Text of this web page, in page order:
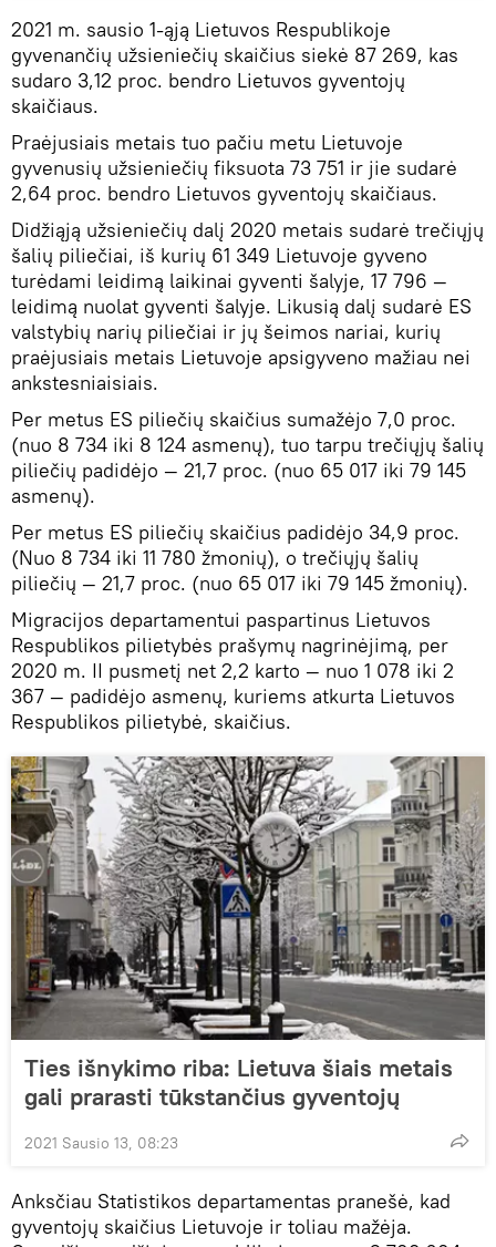
2021 m. sausio 1-ąją Lietuvos Respublikoje
gyvenančių užsieniečių skaičius siekė 87 269, kas
sudaro 3,12 proc. bendro Lietuvos gyventojų
skaičiaus.
Praėjusiais metais tuo pačiu metu Lietuvoje
gyvenusių užsieniečių fiksuota 73 751 ir jie sudarė
2,64 proc. bendro Lietuvos gyventojų skaičiaus.
Didžiąją užsieniečių dalį 2020 metais sudarė trečiųjų
šalių piliečiai, iš kurių 61 349 Lietuvoje gyveno
turėdami leidimą laikinai gyventi šalyje, 17 796 —
leidimą nuolat gyventi šalyje. Likusią dalį sudarė ES
valstybių narių piliečiai ir jų šeimos nariai, kurių
praėjusiais metais Lietuvoje apsigyveno mažiau nei
ankstesniaisiais.
Per metus ES piliečių skaičius sumažėjo 7,0 proc.
(nuo 8 734 iki 8 124 asmenų), tuo tarpu trečiųjų šalių
piliečių padidėjo — 21,7 proc. (nuo 65 017 iki 79 145
asmenų).
Per metus ES piliečių skaičius padidėjo 34,9 proc.
(Nuo 8 734 iki 11 780 žmonių), o trečiųjų šalių
piliečių — 21,7 proc. (nuo 65 017 iki 79 145 žmonių).
Migracijos departamentui paspartinus Lietuvos
Respublikos pilietybės prašymų nagrinėjimą, per
2020 m. II pusmetį net 2,2 karto — nuo 1 078 iki 2
367 — padidėjo asmenų, kuriems atkurta Lietuvos
Respublikos pilietybė, skaičius.
Ties išnykimo riba: Lietuva šiais metais
gali prarasti tūkstančius gyventojų
2021 Sausio 13, 08:23
Anksčiau Statistikos departamentas pranešė, kad
gyventojų skaičius Lietuvoje ir toliau mažėja.